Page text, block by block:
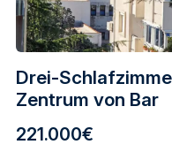
Drei-
Zentrum von Bar
221.000€